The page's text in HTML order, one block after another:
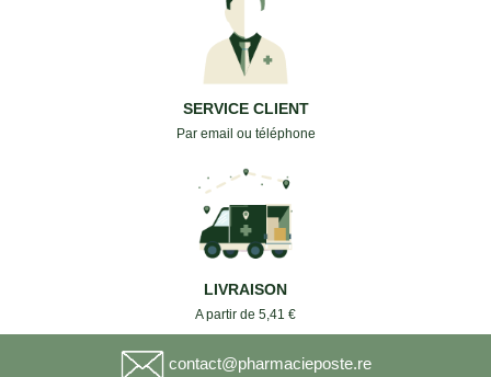
SERVICE CLIENT
Par email ou téléphone
LIVRAISON
A partir de 5,41 €
contact@pharmacieposte.re